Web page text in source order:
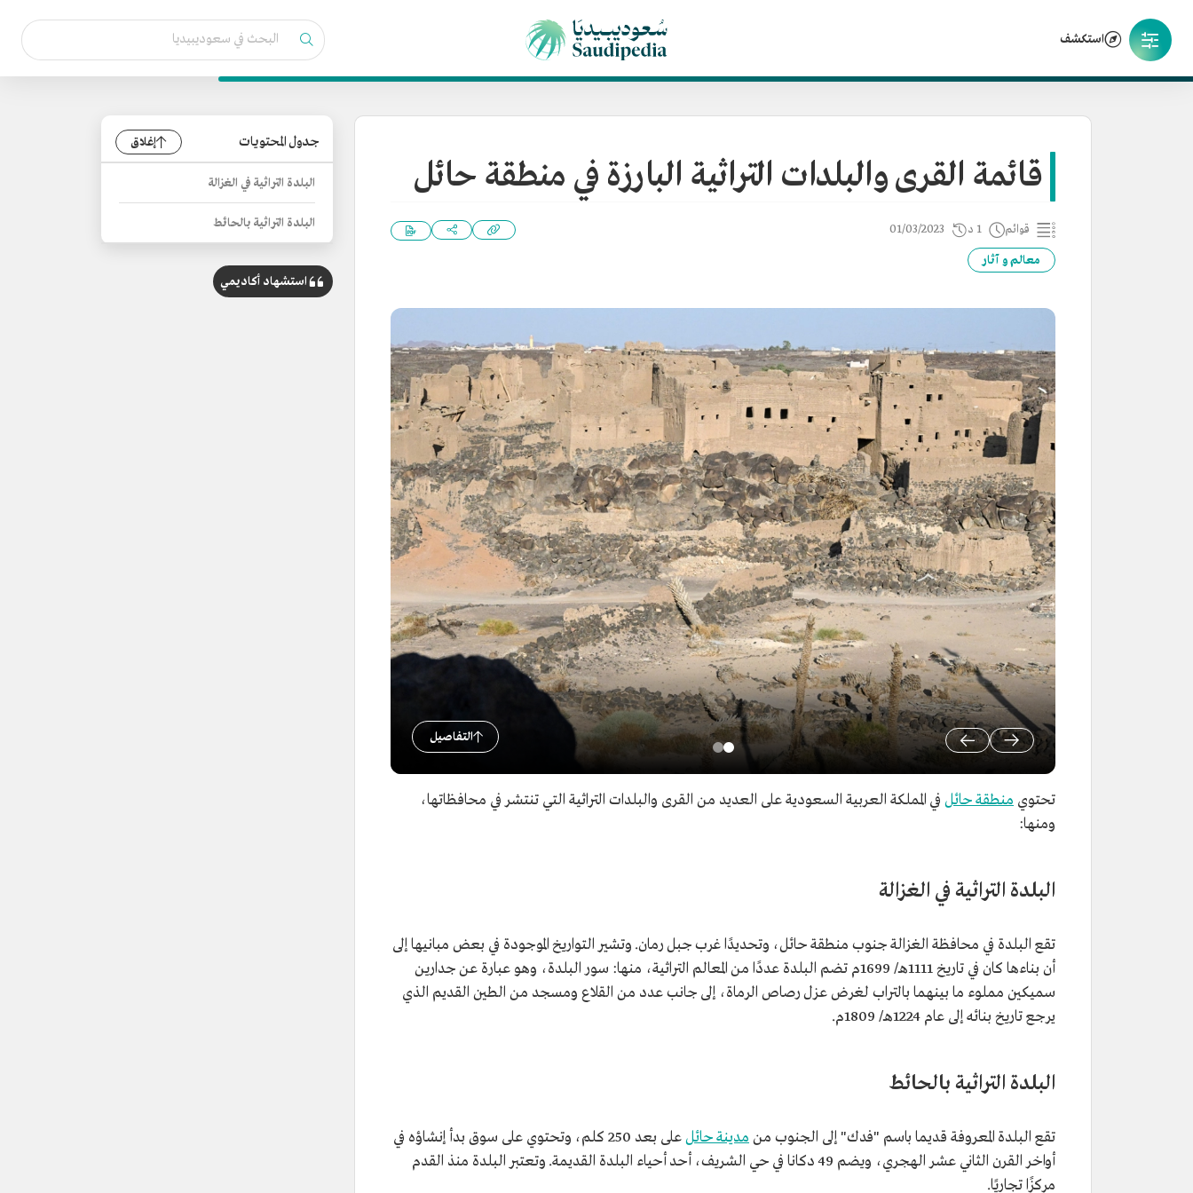
استكشف
قائمة القرى والبلدات التراثية البارزة في منطقة حائل
قوائم 1 د 01/03/2023
معالم و آثار
التفاصيل
تحتوي منطقة حائل في المملكة العربية السعودية على العديد من القرى والبلدات التراثية التي تنتشر في محافظاتها،
ومنها:
البلدة التراثية في الغزالة
تقع البلدة في محافظة الغزالة جنوب منطقة حائل، وتحديدًا غرب جبل رمان. وتشير التواريخ الموجودة في بعض مبانيها إلى
أن بناءها كان في تاريخ 1111هـ/ 1699م تضم البلدة عددًا من المعالم التراثية، منها: سور البلدة، وهو عبارة عن جدارين
سميكين مملوء ما بينهما بالتراب لغرض عزل رصاص الرماة، إلى جانب عدد من القلاع ومسجد من الطين القديم الذي
يرجع تاريخ بنائه إلى عام 1224هـ/ 1809م.
البلدة التراثية بالحائط
تقع البلدة المعروفة قديما باسم "فدك" إلى الجنوب من مدينة حائل
على بعد 250 كلم، وتحتوي على سوق بدأ إنشاؤه في
أواخر القرن الثاني عشر الهجري، ويضم 49 دكانا في حي الشريف، أحد أحياء البلدة القديمة. وتعتبر البلدة منذ القدم
مركزًا تجاريًا.
جدول المحتويات إغلاق
البلدة التراثية في الغزالة
البلدة التراثية بالحائط
استشهاد أكاديمي